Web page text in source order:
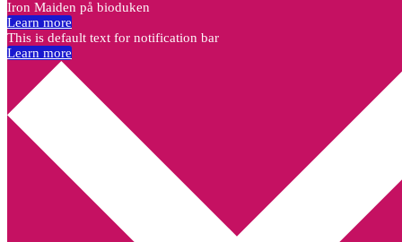
Iron Maiden på bioduken
Learn more
This is default text for notification bar
Learn more